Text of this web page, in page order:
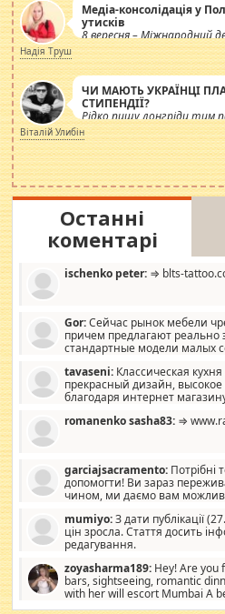
Медіа-консолідація у
утисків
8 вересня – Міжнародний
журналістів.
Надія Труш
ЧИ МАЮТЬ УКРАЇНЦІ
СТИПЕНДІЇ?
Рідко пишу лонгріди тим
просто дістало! Обурюють
навколо
роздувається ще одна
Віталій Улибін
Останні
коментарі
ischenko peter: ⇒ blts-
Gor:Сейчас рынок мебели
причем предлагают
стандартные модели малых
стандартные формы, в MebelOk,
со вкусом все в порядке, без
мебель, а это не последний фактор.
tavaseni: Классическая
прекрасный дизайн, высокое
благодаря интернет
romanenko sasha83: ⇒
garciajsacramento: Потрібні
допомогти! Ви зараз
чином, ми даємо вам
допомагати людям, які
заслуговує на другий шанс, і,
повинні приймати від інших. Для нас
витрат, а тільки узгоджених сум і
коментуйте цей пост. Введіть суму,
зв'яжемося з вами з усіма
сьогодні на
mumiyo:З дати публікації
цін зросла. Стаття досить
редагування.
zoyasharma189: Hey! Are you
bars, sightseeing, romantic
with her will escort Mumbai A
sexy escort companion in arms that